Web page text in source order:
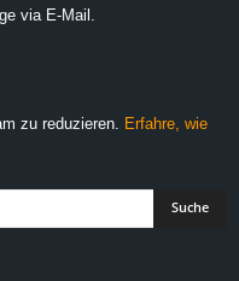
via E-Mail.
zu reduzieren.
Erfahre, wie